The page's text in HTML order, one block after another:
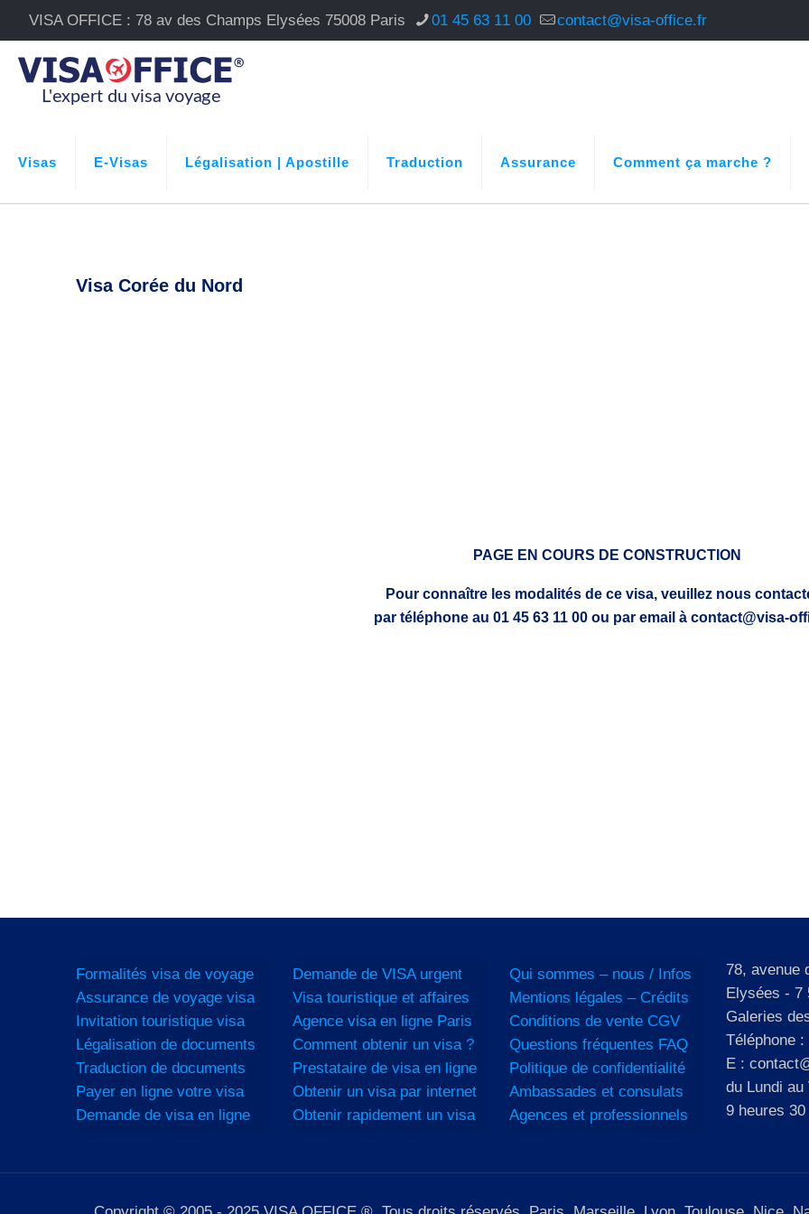
VISA OFFICE : 78 av des Champs Elysées 75008 Paris 01 45 63 11 00 contact@visa-office.fr
Visas E-Visas Légalisation | Apostille Traduction Assurance Comment ça marche ?
Visa Corée du Nord
PAGE EN COURS DE CONSTRUCTION
Pour connaître les modalités de ce visa, veuillez nous
par téléphone au 01 45 63 11 00 ou par email à contact@visa-
Formalités visa de voyage
Assurance de voyage visa
Invitation touristique visa
Légalisation de documents
Traduction de documents
Payer en ligne votre visa
Demande de visa en ligne
Demande de VISA urgent
Visa touristique et affaires
Agence visa en ligne Paris
Comment obtenir un visa ?
Prestataire de visa en ligne
Obtenir un visa par internet
Obtenir rapidement un visa
Qui sommes – nous / Infos
Mentions légales – Crédits
Conditions de vente CGV
Questions fréquentes FAQ
Politique de confidentialité
Ambassades et consulats
Agences et professionnels
78, avenue
Elysées - 7
Galeries
Téléphone :
E :
du Lundi au
9 heures